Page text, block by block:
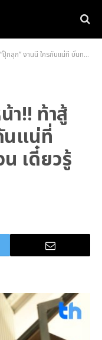
ใครกันแน่ที่ บั่นทอน และ สั่นคลอน เดี๋ยวรู้กัน
า!! ท้าสู้
นแน่ที่
เดี๋ยวรู้